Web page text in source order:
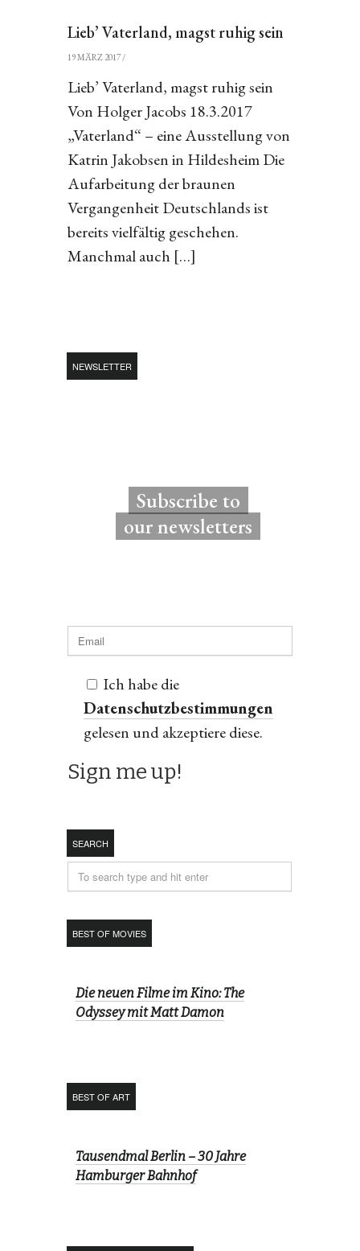
Lieb’ Vaterland, magst ruhig sein
19 MÄRZ 2017/
Lieb’ Vaterland, magst ruhig sein
Von Holger Jacobs 18.3.2017
„Vaterland“ – eine Ausstellung von
Katrin Jakobsen in Hildesheim Die
Aufarbeitung der braunen
Vergangenheit Deutschlands ist
bereits vielfältig geschehen.
Manchmal auch […]
NEWSLETTER
Subscribe to
our newsletters
Ich habe die
Datenschutzbestimmungen
gelesen und akzeptiere diese.
SEARCH
BEST OF MOVIES
Die neuen Filme im Kino: The
Odyssey mit Matt Damon
BEST OF ART
Tausendmal Berlin – 30 Jahre
Hamburger Bahnhof